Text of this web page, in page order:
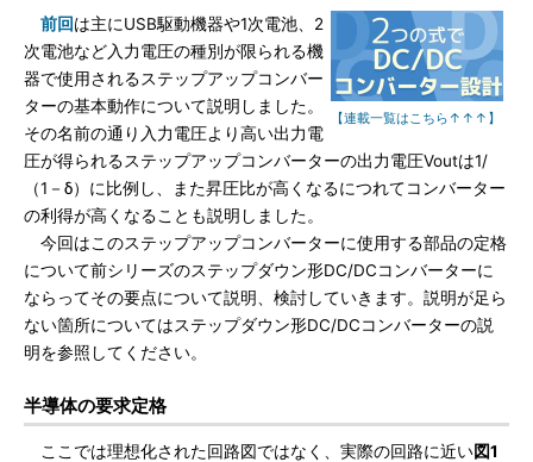
【連載一覧はこちら↑↑↑】
前回は主にUSB駆動機器や1次電池、2
次電池など入力電圧の種別が限られる機
器で使用されるステップアップコンバー
ターの基本動作について説明しました。
その名前の通り入力電圧より高い出力電
圧が得られるステップアップコンバーターの出力電圧Voutは1/
（1－δ）に比例し、また昇圧比が高くなるにつれてコンバーター
の利得が高くなることも説明しました。
今回はこのステップアップコンバーターに使用する部品の定格
について前シリーズのステップダウン形DC/DCコンバーターに
ならってその要点について説明、検討していきます。説明が足ら
ない箇所についてはステップダウン形DC/DCコンバーターの説
明を参照してください。
半導体の要求定格
ここでは理想化された回路図ではなく、実際の回路に近い図1